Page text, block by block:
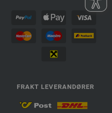
FRAKT LEVERANDØRER